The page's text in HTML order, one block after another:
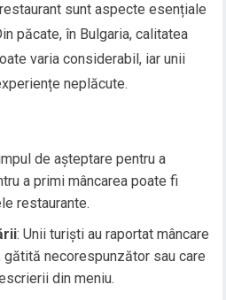
sunt aspecte esențiale
păcate, în Bulgaria, calitatea
varia considerabil, iar unii
neplăcute.
de așteptare pentru a
a primi mâncarea poate fi
restaurante.
: Unii turiști au raportat mâncare
necorespunzător sau care
din meniu.